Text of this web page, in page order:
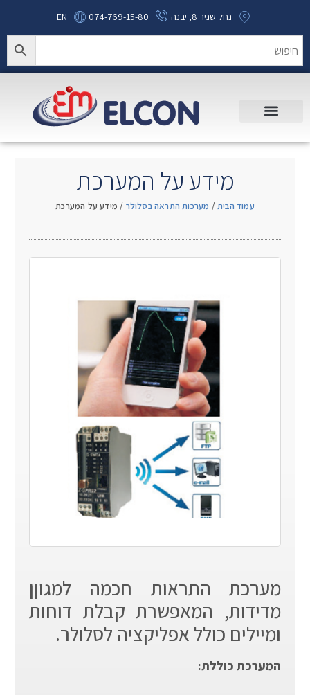
נחל שניר 8, יבנה 074-769-15-80
EN
מידע על המערכת
עמוד הבית / מערכות התראה בסלולר / מידע על המערכת
מערכת התראות חכמה למגוןן
מדידות, המאפשרת קבלת דוחות
ומיילים כולל אפליקציה לסלולר.
המערכת כוללת: